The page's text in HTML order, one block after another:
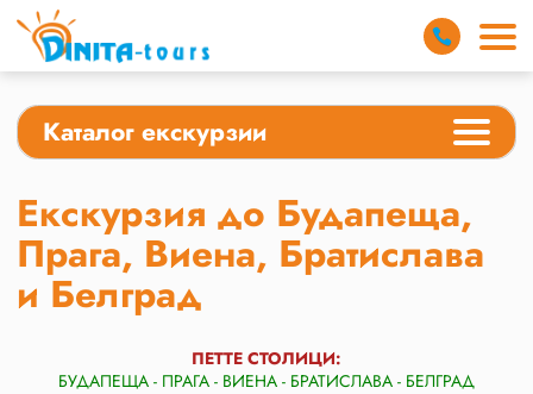
Каталог екскурзии
Екскурзия до Будапеща,
Прага, Виена, Братислава
и Белград
ПЕТТЕ СТОЛИЦИ:
БУДАПЕЩА - ПРАГА - ВИЕНА - БРАТИСЛАВА - БЕЛГРАД